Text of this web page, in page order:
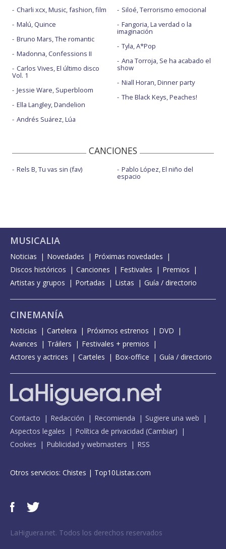
Charli xcx, Music, fashion, film
Malú, Quince
Bruno Mars, The romantic
Madonna, Confessions II
Carlos Vives, El último disco
Vol. 1
Jessie Ware, Superbloom
Ella Langley, Dandelion
Andrés Suárez, Lúa
Siloé, Terrorismo emocional
Fangoria, La verdad o la
imaginación
Tyla, A*Pop
Ana Torroja, Se ha acabado el
show
Niall Horan, Dinner party
The Black Keys, Peaches!
CANCIONES
Rels B, Tu vas sin (fav) Pablo López, El niño del
espacio
MUSICALIA
Noticias Novedades
Próximas novedades
Discos históricos
Canciones Festivales
Premios
Artistas y grupos
Portadas Listas Guía / directorio
CINEMANÍA
Noticias Cartelera Próximos estrenos
DVD
Avances
Tráilers
Festivales + premios
Actores y actrices
Carteles Box-office Guía / directorio
Contacto Redacción Recomienda
Sugiere una web
Aspectos legales
Política de privacidad (Cambiar)
Cookies
Publicidad y webmasters RSS
Otros servicios: Chistes | Top10Listas.com
LaHiguera.net. Todos los derechos reservados